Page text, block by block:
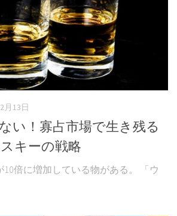
月13日
い！寡占市場で生き残る
キーの戦略
10倍に増加している物がある。 「ウ